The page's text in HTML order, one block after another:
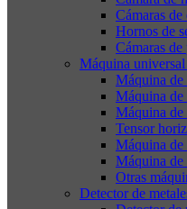
Cámaras
Hornos de
Cámaras
Máquina universal
Máquina de
Máquina de
Máquina de
Tensor
Máquina
Máquina de
Otras
Detector de